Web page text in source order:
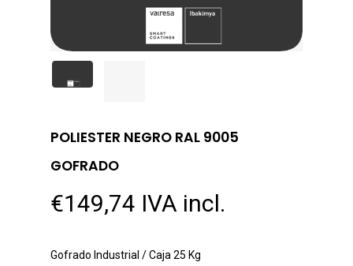
POLIESTER NEGRO RAL 9005
GOFRADO
€149,74 IVA incl.
Gofrado Industrial / Caja 25 Kg